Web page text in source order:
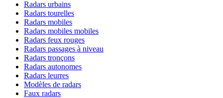
Radars urbains
Radars tourelles
Radars mobiles
Radars mobiles mobiles
Radars feux rouges
Radars passages à niveau
Radars tronçons
Radars autonomes
Radars leurres
Modèles de radars
Faux radars